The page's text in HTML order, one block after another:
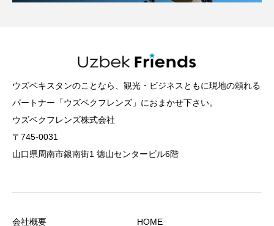
ウズベキスタンのことなら、観光・ビジネスともに現地の頼れる
パートナー「ウズベクフレンズ」におまかせ下さい。
ウズベクフレンズ株式会社
〒745-0031
山口県周南市銀南街1 徳山センタービル6階
会社概要 HOME